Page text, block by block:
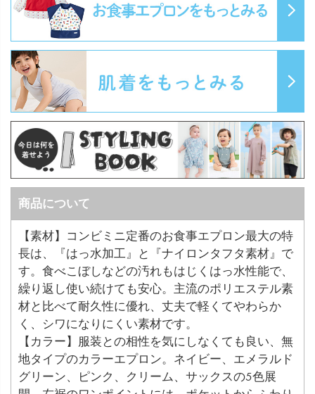
商品について
【素材】コンビミニ定番のお食事エプロン最大の特
長は、『はっ水加工』と『ナイロンタフタ素材』で
す。食べこぼしなどの汚れもはじくはっ水性能で、
繰り返し使い続けても安心。主流のポリエステル素
材と比べて耐久性に優れ、丈夫で軽くてやわらか
く、シワになりにくい素材です。
【カラー】服装との相性を気にしなくても良い、無
地タイプのカラーエプロン。ネイビー、エメラルド
グリーン、ピンク、クリーム、サックスの5色展